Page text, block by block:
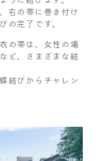
右の帯に巻き付け
の完了です。
の帯は、女性の場
ど、さまざまな結
結びからチャレン